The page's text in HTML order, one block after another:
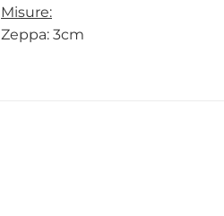
Misure:
Zeppa: 3cm